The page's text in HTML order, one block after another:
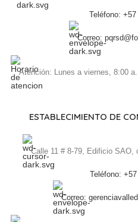
Teléfono:
Correo:
Atención: Lunes a viernes, 8:00
ESTABLECIMIENTO DE
Calle 11 # 8-79, Edificio SAO,
Teléfono:
Correo: